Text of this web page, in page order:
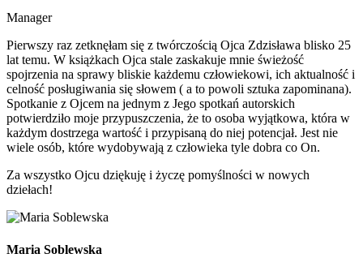
Manager
Pierwszy raz zetknęłam się z twórczością Ojca Zdzisława blisko 25
lat temu. W książkach Ojca stale zaskakuje mnie świeżość
spojrzenia na sprawy bliskie każdemu człowiekowi, ich aktualność i
celność posługiwania się słowem ( a to powoli sztuka zapominana).
Spotkanie z Ojcem na jednym z Jego spotkań autorskich
potwierdziło moje przypuszczenia, że to osoba wyjątkowa, która w
każdym dostrzega wartość i przypisaną do niej potencjał. Jest nie
wiele osób, które wydobywają z człowieka tyle dobra co On.
Za wszystko Ojcu dziękuję i życzę pomyślności w nowych
dziełach!
Maria Soblewska